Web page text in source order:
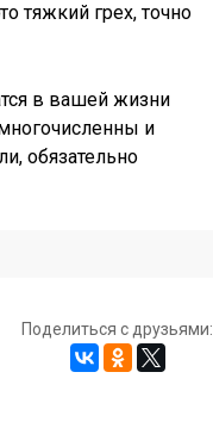
тяжкий грех, точно
в вашей жизни
и
обязательно
Поделиться с друзьями: